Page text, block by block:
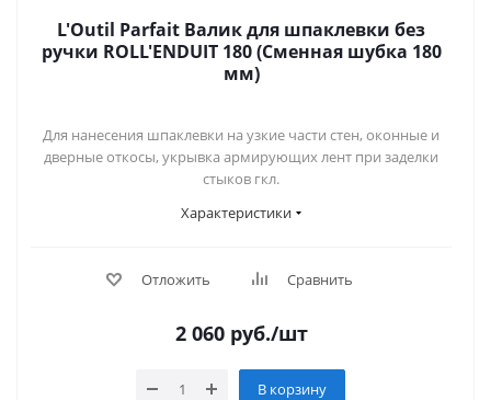
L'Outil Parfait Валик для шпаклевки без
ручки ROLL'ENDUIT 180 (Сменная шубка 180
мм)
Для нанесения шпаклевки на узкие части стен, оконные и
дверные откосы, укрывка армирующих лент при заделки
стыков гкл.
Характеристики
Отложить Сравнить
2 060 руб./шт
В корзину